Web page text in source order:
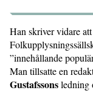
Han skriver vidare
”innehållande
Man tillsatte en
Gustafssonsledning